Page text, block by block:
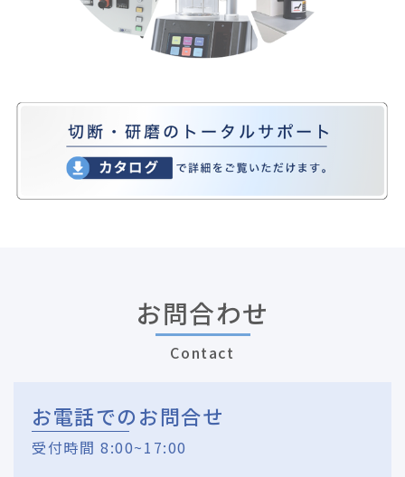
お問合わせ
Contact
お電話でのお問合せ
受付時間 8:00~17:00